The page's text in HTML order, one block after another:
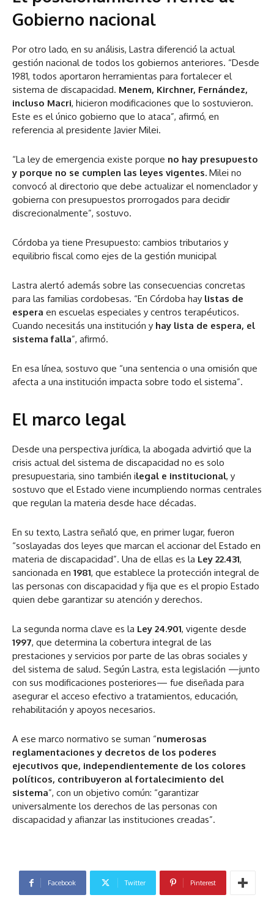
Gobierno nacional
Por otro lado, en su análisis, Lastra diferenció la actual
gestión nacional de todos los gobiernos anteriores. “Desde
1981, todos aportaron herramientas para fortalecer el
sistema de discapacidad. Menem, Kirchner, Fernández,
incluso Macri, hicieron modificaciones que lo sostuvieron.
Este es el único gobierno que lo ataca”, afirmó, en
referencia al presidente Javier Milei.
“La ley de emergencia existe porque no hay presupuesto
y porque no se cumplen las leyes vigentes. Milei no
convocó al directorio que debe actualizar el nomenclador y
gobierna con presupuestos prorrogados para decidir
discrecionalmente”, sostuvo.
Córdoba ya tiene Presupuesto: cambios tributarios y
equilibrio fiscal como ejes de la gestión municipal
Lastra alertó además sobre las consecuencias concretas
para las familias cordobesas. “En Córdoba hay listas de
espera en escuelas especiales y centros terapéuticos.
Cuando necesitás una institución y hay lista de espera, el
sistema falla”, afirmó.
En esa línea, sostuvo que “una sentencia o una omisión que
afecta a una institución impacta sobre todo el sistema”.
El marco legal
Desde una perspectiva jurídica, la abogada advirtió que la
crisis actual del sistema de discapacidad no es solo
presupuestaria, sino también ilegal e institucional, y
sostuvo que el Estado viene incumpliendo normas centrales
que regulan la materia desde hace décadas.
En su texto, Lastra señaló que, en primer lugar, fueron
“soslayadas dos leyes que marcan el accionar del Estado en
materia de discapacidad”. Una de ellas es la Ley 22.431,
sancionada en 1981, que establece la protección integral de
las personas con discapacidad y fija que es el propio Estado
quien debe garantizar su atención y derechos.
La segunda norma clave es la Ley 24.901, vigente desde
1997, que determina la cobertura integral de las
prestaciones y servicios por parte de las obras sociales y
del sistema de salud. Según Lastra, esta legislación —junto
con sus modificaciones posteriores— fue diseñada para
asegurar el acceso efectivo a tratamientos, educación,
rehabilitación y apoyos necesarios.
A ese marco normativo se suman “numerosas
reglamentaciones y decretos de los poderes
ejecutivos que, independientemente de los colores
políticos, contribuyeron al fortalecimiento del
sistema”, con un objetivo común: “garantizar
universalmente los derechos de las personas con
discapacidad y afianzar las instituciones creadas”.
Facebook Twitter Pinterest